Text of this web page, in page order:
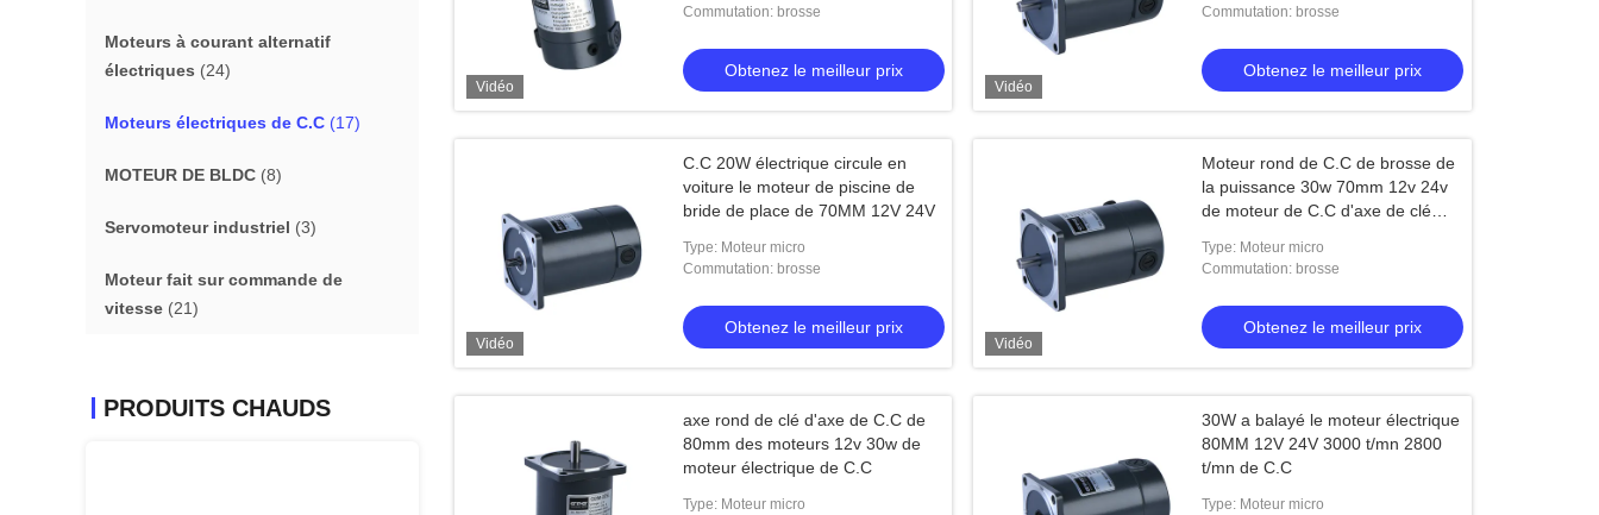
Moteurs à courant alternatif
électriques (24)
Moteurs électriques de C.C (17)
MOTEUR DE BLDC (8)
Servomoteur industriel (3)
Moteur fait sur commande de
vitesse (21)
PRODUITS CHAUDS
Vidéo
Commutation: brosse
Obtenez le meilleur prix
Vidéo
Commutation: brosse
Obtenez le meilleur prix
Vidéo
C.C 20W électrique circule en
voiture le moteur de piscine de
bride de place de 70MM 12V 24V
Type: Moteur micro
Commutation: brosse
Obtenez le meilleur prix
Vidéo
Moteur rond de C.C de brosse de
la puissance 30w 70mm 12v 24v
de moteur de C.C d'axe de clé
Type: Moteur micro
Commutation: brosse
Obtenez le meilleur prix
axe rond de clé d'axe de C.C de
80mm des moteurs 12v 30w de
moteur électrique de C.C
Type: Moteur micro
30W a balayé le moteur électrique
80MM 12V 24V 3000 t/mn 2800
t/mn de C.C
Type: Moteur micro